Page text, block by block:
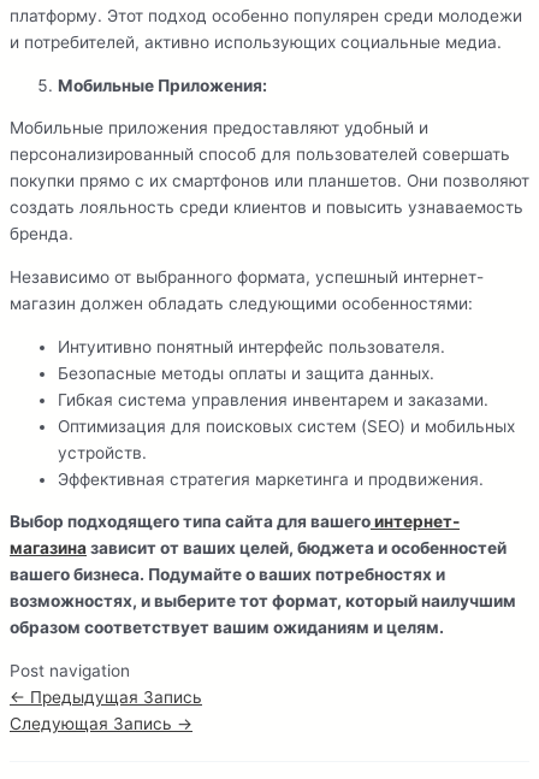
платформу. Этот подход особенно популярен среди молодежи
и потребителей, активно использующих социальные медиа.
Мобильные Приложения:
Мобильные приложения предоставляют удобный и
персонализированный способ для пользователей совершать
покупки прямо с их смартфонов или планшетов. Они позволяют
создать лояльность среди клиентов и повысить узнаваемость
бренда.
Независимо от выбранного формата, успешный интернет-
магазин должен обладать следующими особенностями:
Интуитивно понятный интерфейс пользователя.
Безопасные методы оплаты и защита данных.
Гибкая система управления инвентарем и заказами.
Оптимизация для поисковых систем (SEO) и мобильных
устройств.
Эффективная стратегия маркетинга и продвижения.
Выбор подходящего типа сайта для вашегоинтернет-
магазиназависит от ваших целей, бюджета и особенностей
вашего бизнеса. Подумайте о ваших потребностях и
возможностях, и выберите тот формат, который наилучшим
образом соответствует вашим ожиданиям и целям.
Post navigation
← Предыдущая Запись
Следующая Запись →